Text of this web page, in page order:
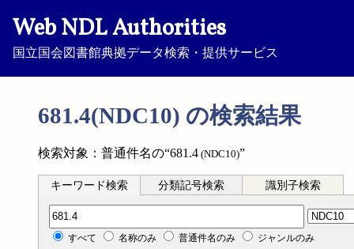
Web NDL Authorities
国立国会図書館典拠データ検索・提供サービス
681.4(NDC10) の検索結果
検索対象：普通件名の“681.4 (NDC10)”
キーワード検索 分類記号検索 識別子検索
分類記号検索
すべて 名称のみ 普通件名のみ ジャンルのみ